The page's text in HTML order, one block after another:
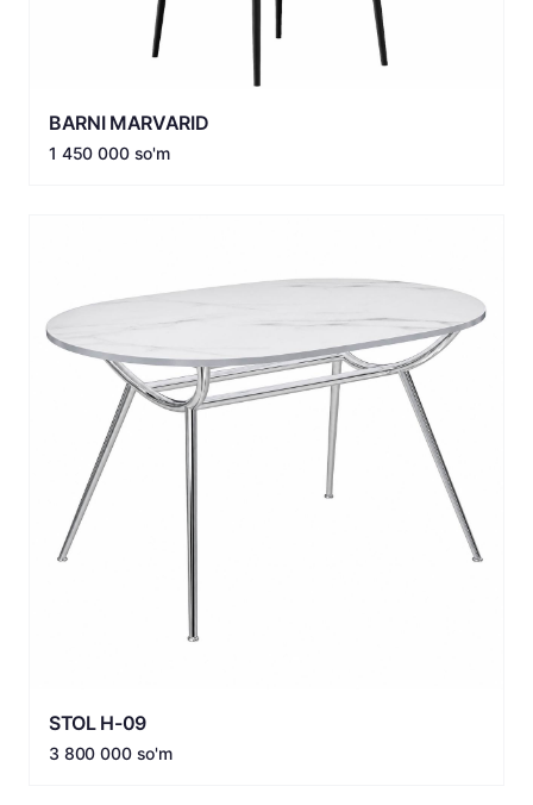
BARNI MARVARID
1 450 000 so'm
STOL H-09
3 800 000 so'm